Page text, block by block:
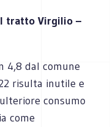
tratto Virgilio –
4,8 dal comune
risulta inutile e
consumo
come